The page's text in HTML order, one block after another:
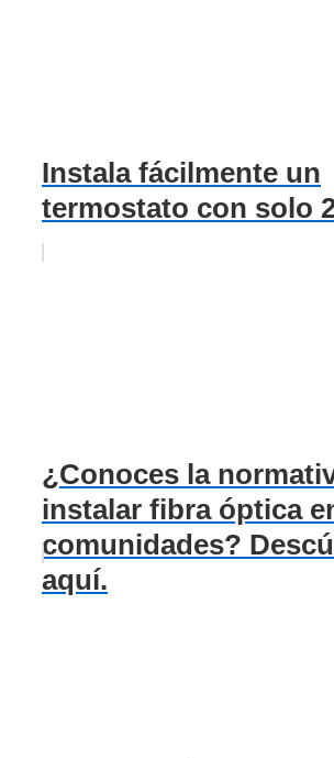
Instala fácilmente un
termostato con solo
¿Conoces la
instalar fibra óptica
comunidades?
aquí.